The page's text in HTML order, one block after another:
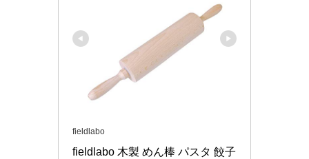
fieldlabo
fieldlabo 木製 めん棒 パスタ 餃子